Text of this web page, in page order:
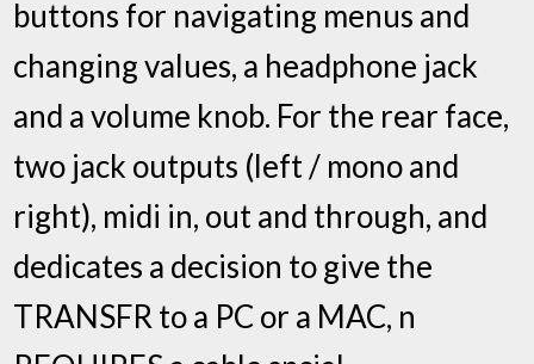
buttons for navigating menus and
changing values, a headphone jack
and a volume knob. For the rear face,
two jack outputs (left / mono and
right), midi in, out and through, and
dedicates a decision to give the
TRANSFR to a PC or a MAC, n